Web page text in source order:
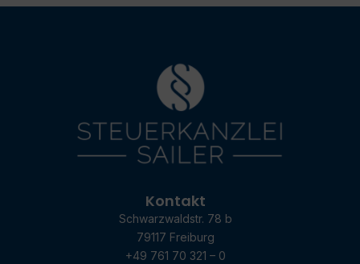
Kontakt
Schwarzwaldstr. 78 b
79117 Freiburg
+49 761 70 321 – 0